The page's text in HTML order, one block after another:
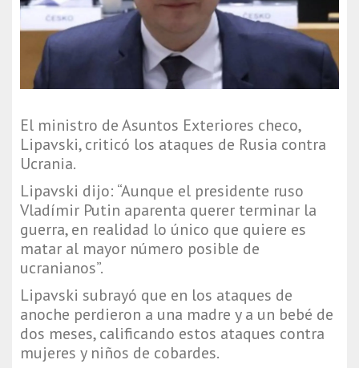
El ministro de Asuntos Exteriores checo,
Lipavski, criticó los ataques de Rusia contra
Ucrania.
Lipavski dijo: “Aunque el presidente ruso
Vladímir Putin aparenta querer terminar la
guerra, en realidad lo único que quiere es
matar al mayor número posible de
ucranianos”.
Lipavski subrayó que en los ataques de
anoche perdieron a una madre y a un bebé de
dos meses, calificando estos ataques contra
mujeres y niños de cobardes.